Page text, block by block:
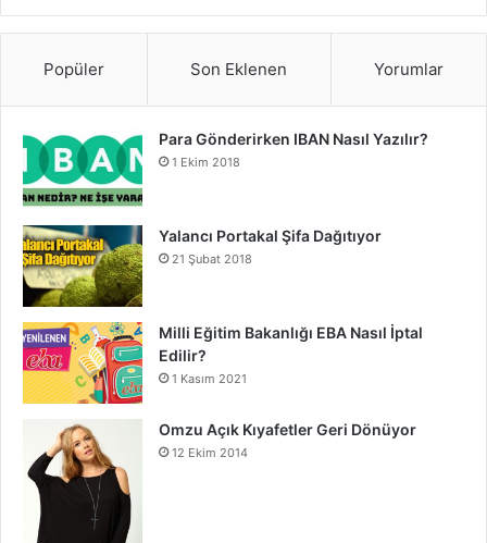
Popüler Son Eklenen Yorumlar
Para Gönderirken IBAN Nasıl Yazılır?
1 Ekim 2018
Yalancı Portakal Şifa Dağıtıyor
21 Şubat 2018
Milli Eğitim Bakanlığı EBA Nasıl İptal
Edilir?
1 Kasım 2021
Omzu Açık Kıyafetler Geri Dönüyor
12 Ekim 2014